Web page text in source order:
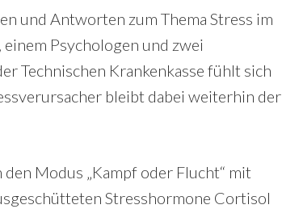
und Antworten zum Thema Stress im
Psychologen und zwei
Technischen Krankenkasse fühlt sich
bleibt dabei weiterhin der
Modus „Kampf oder Flucht“ mit
Stresshormone Cortisol